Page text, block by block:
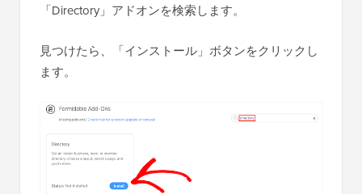
「Directory」アドオンを検索します。
見つけたら、「インストール」ボタンをクリックし
ます。